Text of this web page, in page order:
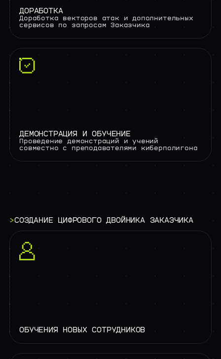
ДОРАБОТКА
Доработка векторов атак и дополнительных
сервисов по запросам Заказчика
ДЕМОНСТРАЦИЯ И ОБУЧЕНИЕ
Проведение демонстраций и учений
совместно с преподавателями киберполигона
>СОЗДАНИЕ ЦИФРОВОГО ДВОЙНИКА ЗАКАЗЧИКА
ОБУЧЕНИЯ НОВЫХ СОТРУДНИКОВ